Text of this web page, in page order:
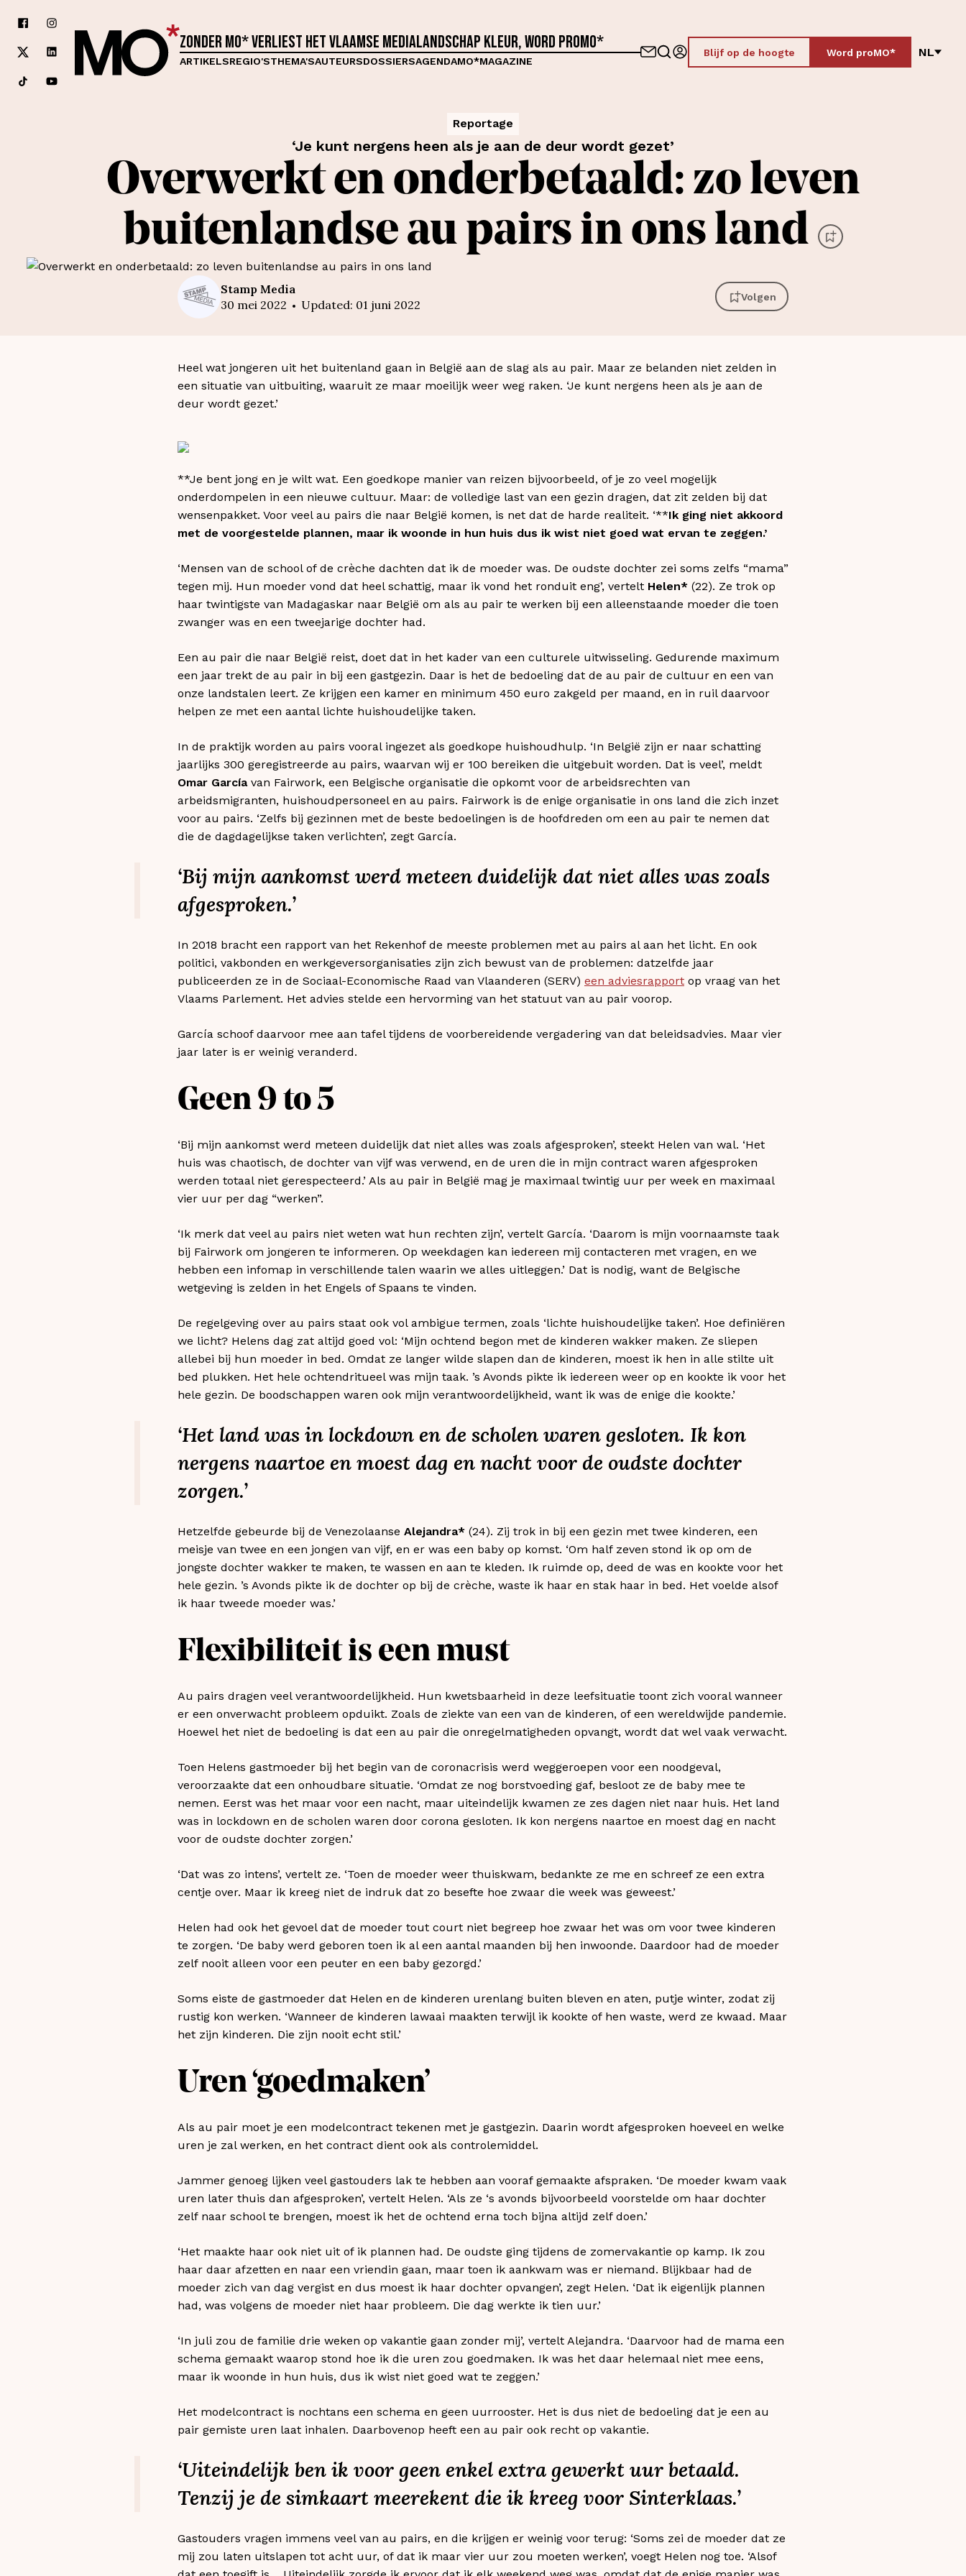
Zonder MO* verliest het Vlaamse medialandschap kleur, word proMO*
ARTIKELSREGIO'STHEMA'SAUTEURSDOSSIERSAGENDAMO*MAGAZINE
Blijf op de hoogte Word proMO* NL
Reportage
‘Je kunt nergens heen als je aan de deur wordt gezet’
Overwerkt en onderbetaald: zo leven
buitenlandse au pairs in ons land
Stamp Media
30 mei 2022
Updated: 01 juni 2022
Volgen
Heel wat jongeren uit het buitenland gaan in België aan de slag als au pair. Maar ze belanden niet zelden in
een situatie van uitbuiting, waaruit ze maar moeilijk weer weg raken. ‘Je kunt nergens heen als je aan de
deur wordt gezet.’
**Je bent jong en je wilt wat. Een goedkope manier van reizen bijvoorbeeld, of je zo veel mogelijk
onderdompelen in een nieuwe cultuur. Maar: de volledige last van een gezin dragen, dat zit zelden bij dat
wensenpakket. Voor veel au pairs die naar België komen, is net dat de harde realiteit. ‘**Ik ging niet akkoord
met de voorgestelde plannen, maar ik woonde in hun huis dus ik wist niet goed wat ervan te zeggen.’
‘Mensen van de school of de crèche dachten dat ik de moeder was. De oudste dochter zei soms zelfs “mama”
tegen mij. Hun moeder vond dat heel schattig, maar ik vond het ronduit eng’, vertelt Helen* (22). Ze trok op
haar twintigste van Madagaskar naar België om als au pair te werken bij een alleenstaande moeder die toen
zwanger was en een tweejarige dochter had.
Een au pair die naar België reist, doet dat in het kader van een culturele uitwisseling. Gedurende maximum
een jaar trekt de au pair in bij een gastgezin. Daar is het de bedoeling dat de au pair de cultuur en een van
onze landstalen leert. Ze krijgen een kamer en minimum 450 euro zakgeld per maand, en in ruil daarvoor
helpen ze met een aantal lichte huishoudelijke taken.
In de praktijk worden au pairs vooral ingezet als goedkope huishoudhulp. ‘In België zijn er naar schatting
jaarlijks 300 geregistreerde au pairs, waarvan wij er 100 bereiken die uitgebuit worden. Dat is veel’, meldt
Omar Garcíavan Fairwork, een Belgische organisatie die opkomt voor de arbeidsrechten van
arbeidsmigranten, huishoudpersoneel en au pairs. Fairwork is de enige organisatie in ons land die zich inzet
voor au pairs. ‘Zelfs bij gezinnen met de beste bedoelingen is de hoofdreden om een au pair te nemen dat
die de dagdagelijkse taken verlichten’, zegt García.
‘Bij mijn aankomst werd meteen duidelijk dat niet alles was zoals
afgesproken.’
In 2018 bracht een rapport van het Rekenhof de meeste problemen met au pairs al aan het licht. En ook
politici, vakbonden en werkgeversorganisaties zijn zich bewust van de problemen: datzelfde jaar
publiceerden ze in de Sociaal-Economische Raad van Vlaanderen (SERV) een adviesrapport op vraag van het
Vlaams Parlement. Het advies stelde een hervorming van het statuut van au pair voorop.
García schoof daarvoor mee aan tafel tijdens de voorbereidende vergadering van dat beleidsadvies. Maar vier
jaar later is er weinig veranderd.
Geen 9 to 5
‘Bij mijn aankomst werd meteen duidelijk dat niet alles was zoals afgesproken’, steekt Helen van wal. ‘Het
huis was chaotisch, de dochter van vijf was verwend, en de uren die in mijn contract waren afgesproken
werden totaal niet gerespecteerd.’ Als au pair in België mag je maximaal twintig uur per week en maximaal
vier uur per dag “werken”.
‘Ik merk dat veel au pairs niet weten wat hun rechten zijn’, vertelt García. ‘Daarom is mijn voornaamste taak
bij Fairwork om jongeren te informeren. Op weekdagen kan iedereen mij contacteren met vragen, en we
hebben een infomap in verschillende talen waarin we alles uitleggen.’ Dat is nodig, want de Belgische
wetgeving is zelden in het Engels of Spaans te vinden.
De regelgeving over au pairs staat ook vol ambigue termen, zoals ‘lichte huishoudelijke taken’. Hoe definiëren
we licht? Helens dag zat altijd goed vol: ‘Mijn ochtend begon met de kinderen wakker maken. Ze sliepen
allebei bij hun moeder in bed. Omdat ze langer wilde slapen dan de kinderen, moest ik hen in alle stilte uit
bed plukken. Het hele ochtendritueel was mijn taak. ’s Avonds pikte ik iedereen weer op en kookte ik voor het
hele gezin. De boodschappen waren ook mijn verantwoordelijkheid, want ik was de enige die kookte.’
‘Het land was in lockdown en de scholen waren gesloten. Ik kon
nergens naartoe en moest dag en nacht voor de oudste dochter
zorgen.’
Hetzelfde gebeurde bij de Venezolaanse Alejandra* (24). Zij trok in bij een gezin met twee kinderen, een
meisje van twee en een jongen van vijf, en er was een baby op komst. ‘Om half zeven stond ik op om de
jongste dochter wakker te maken, te wassen en aan te kleden. Ik ruimde op, deed de was en kookte voor het
hele gezin. ’s Avonds pikte ik de dochter op bij de crèche, waste ik haar en stak haar in bed. Het voelde alsof
ik haar tweede moeder was.’
Flexibiliteit is een must
Au pairs dragen veel verantwoordelijkheid. Hun kwetsbaarheid in deze leefsituatie toont zich vooral wanneer
er een onverwacht probleem opduikt. Zoals de ziekte van een van de kinderen, of een wereldwijde pandemie.
Hoewel het niet de bedoeling is dat een au pair die onregelmatigheden opvangt, wordt dat wel vaak verwacht.
Toen Helens gastmoeder bij het begin van de coronacrisis werd weggeroepen voor een noodgeval,
veroorzaakte dat een onhoudbare situatie. ‘Omdat ze nog borstvoeding gaf, besloot ze de baby mee te
nemen. Eerst was het maar voor een nacht, maar uiteindelijk kwamen ze zes dagen niet naar huis. Het land
was in lockdown en de scholen waren door corona gesloten. Ik kon nergens naartoe en moest dag en nacht
voor de oudste dochter zorgen.’
‘Dat was zo intens’, vertelt ze. ‘Toen de moeder weer thuiskwam, bedankte ze me en schreef ze een extra
centje over. Maar ik kreeg niet de indruk dat zo besefte hoe zwaar die week was geweest.’
Helen had ook het gevoel dat de moeder tout court niet begreep hoe zwaar het was om voor twee kinderen
te zorgen. ‘De baby werd geboren toen ik al een aantal maanden bij hen inwoonde. Daardoor had de moeder
zelf nooit alleen voor een peuter en een baby gezorgd.’
Soms eiste de gastmoeder dat Helen en de kinderen urenlang buiten bleven en aten, putje winter, zodat zij
rustig kon werken. ‘Wanneer de kinderen lawaai maakten terwijl ik kookte of hen waste, werd ze kwaad. Maar
het zijn kinderen. Die zijn nooit echt stil.’
Uren ‘goedmaken’
Als au pair moet je een modelcontract tekenen met je gastgezin. Daarin wordt afgesproken hoeveel en welke
uren je zal werken, en het contract dient ook als controlemiddel.
Jammer genoeg lijken veel gastouders lak te hebben aan vooraf gemaakte afspraken. ‘De moeder kwam vaak
uren later thuis dan afgesproken’, vertelt Helen. ‘Als ze ‘s avonds bijvoorbeeld voorstelde om haar dochter
zelf naar school te brengen, moest ik het de ochtend erna toch bijna altijd zelf doen.’
‘Het maakte haar ook niet uit of ik plannen had. De oudste ging tijdens de zomervakantie op kamp. Ik zou
haar daar afzetten en naar een vriendin gaan, maar toen ik aankwam was er niemand. Blijkbaar had de
moeder zich van dag vergist en dus moest ik haar dochter opvangen’, zegt Helen. ‘Dat ik eigenlijk plannen
had, was volgens de moeder niet haar probleem. Die dag werkte ik tien uur.’
‘In juli zou de familie drie weken op vakantie gaan zonder mij’, vertelt Alejandra. ‘Daarvoor had de mama een
schema gemaakt waarop stond hoe ik die uren zou goedmaken. Ik was het daar helemaal niet mee eens,
maar ik woonde in hun huis, dus ik wist niet goed wat te zeggen.’
Het modelcontract is nochtans een schema en geen uurrooster. Het is dus niet de bedoeling dat je een au
pair gemiste uren laat inhalen. Daarbovenop heeft een au pair ook recht op vakantie.
‘Uiteindelijk ben ik voor geen enkel extra gewerkt uur betaald.
Tenzij je de simkaart meerekent die ik kreeg voor Sinterklaas.’
Gastouders vragen immens veel van au pairs, en die krijgen er weinig voor terug: ‘Soms zei de moeder dat ze
mij zou laten uitslapen tot acht uur, of dat ik maar vier uur zou moeten werken’, voegt Helen nog toe. ‘Alsof